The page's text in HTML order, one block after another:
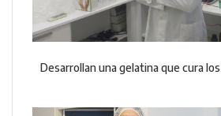
Desarrollan una gelatina que cura